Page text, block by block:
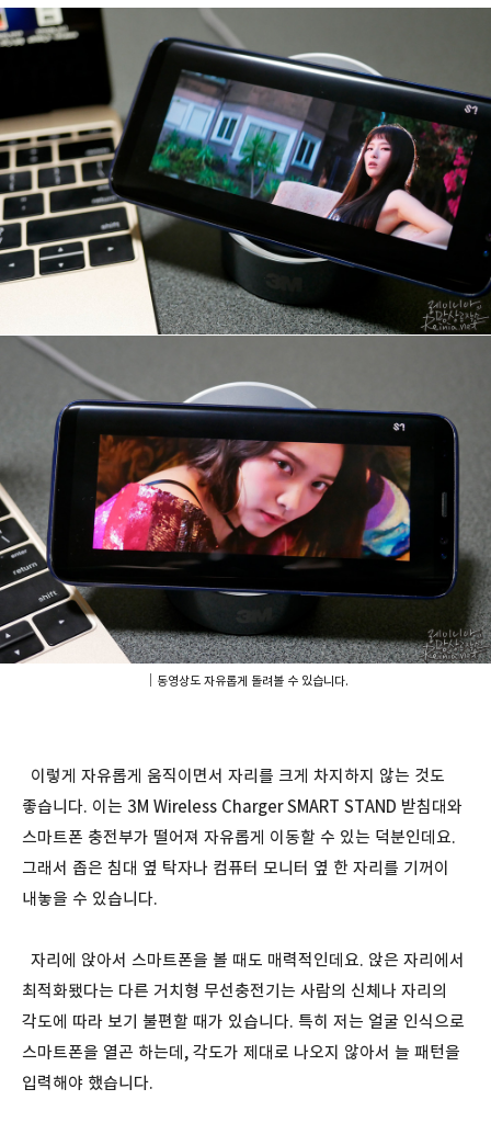
｜동영상도 자유롭게 돌려볼 수 있습니다.
이렇게 자유롭게 움직이면서 자리를 크게 차지하지 않는 것도
좋습니다. 이는 3M Wireless Charger SMART STAND 받침대와
스마트폰 충전부가 떨어져 자유롭게 이동할 수 있는 덕분인데요.
그래서 좁은 침대 옆 탁자나 컴퓨터 모니터 옆 한 자리를 기꺼이
내놓을 수 있습니다.
자리에 앉아서 스마트폰을 볼 때도 매력적인데요. 앉은 자리에서
최적화됐다는 다른 거치형 무선충전기는 사람의 신체나 자리의
각도에 따라 보기 불편할 때가 있습니다. 특히 저는 얼굴 인식으로
스마트폰을 열곤 하는데, 각도가 제대로 나오지 않아서 늘 패턴을
입력해야 했습니다.